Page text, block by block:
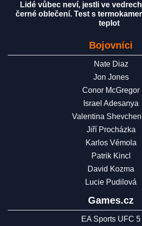
Lidé vůbec neví, jestli ve
černé oblečení. Test s
teplot
Bojovníci
Nate Diaz
Jon Jones
Conor McGregor
Israel Adesanya
Valentina
Jiří Procházka
Karlos Vémola
Patrik Kincl
David Kozma
Lucie Pudilová
Games.cz
EA Sports UFC 5